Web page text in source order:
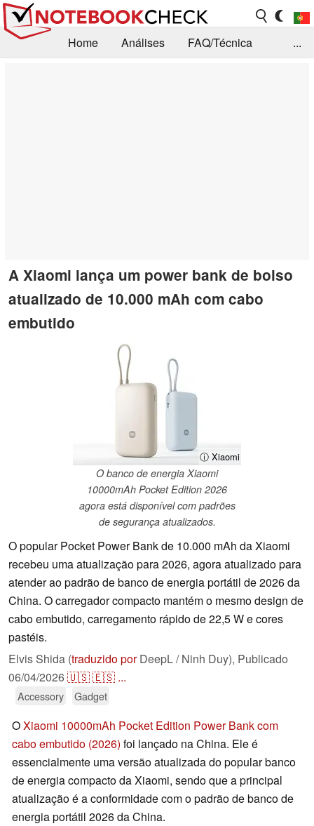
Home Análises
FAQ/Técnica
...
A Xiaomi lança um power bank de bolso
atualizado de 10.000 mAh com cabo
embutido
ⓘ Xiaomi
O banco de energia Xiaomi
10000mAh Pocket Edition 2026
agora está disponível com padrões
de segurança atualizados.
O popular Pocket Power Bank de 10.000 mAh da Xiaomi
recebeu uma atualização para 2026, agora atualizado para
atender ao padrão de banco de energia portátil de 2026 da
China. O carregador compacto mantém o mesmo design de
cabo embutido, carregamento rápido de 22,5 W e cores
pastéis.
Elvis Shida (traduzido porDeepL / Ninh Duy), Publicado
06/04/2026🇺🇸🇪🇸 ...
Accessory Gadget
OXiaomi 10000mAh Pocket Edition Power Bank com
cabo embutido (2026) foi lançado na China. Ele é
essencialmente uma versão atualizada do popular banco
de energia compacto da Xiaomi, sendo que a principal
atualização é a conformidade com o padrão de banco de
energia portátil 2026 da China.